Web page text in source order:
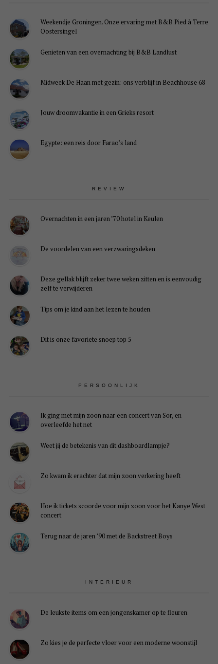
Weekendje Groningen. Onze ervaring met B&B Pied à Terre
Oostersingel
Genieten van een overnachting bij B&B Landlust
Midweek De Haan met gezin: ons verblijf in Beachhouse 68
Jouw droomvakantie in een Grieks resort
Egypte: een reis door Farao’s land
REVIEW
Overnachten in een jaren ’70 hotel in Keulen
De voordelen van een verzwaringsdeken
Deze gellak blijft zeker twee weken zitten en is eenvoudig
zelf te verwijderen
Tips om je kind aan het lezen te houden
Dit is onze favoriete snoep top 5
PERSOONLIJK
Ik ging met mijn zoon naar een concert van Sor, en
overleefde het net
Weet jij de betekenis van dit dashboardlampje?
Zo kwam ik erachter dat mijn zoon verkering heeft
Hoe ik tickets scoorde voor mijn zoon voor het Kanye West
concert
Terug naar de jaren ’90 met de Backstreet Boys
INTERIEUR
De leukste items om een jongenskamer op te fleuren
Zo kies je de perfecte vloer voor een moderne woonstijl